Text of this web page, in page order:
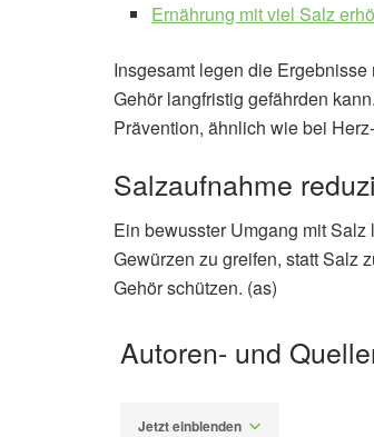
Ernährung mit viel Salz
Insgesamt legen die
Gehör langfristig gefährden
Prävention, ähnlich wie bei
Salzaufnahme
Ein bewusster Umgang mit
Gewürzen zu greifen, statt Salz
Gehör schützen. (as)
Autoren- und
Jetzt einblenden